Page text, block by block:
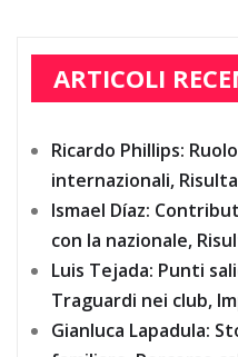
ARTICOLI
Ricardo Phillips:
internazionali,
Ismael Díaz:
con la nazionale,
Luis Tejada: Punti
Traguardi nei club,
Gianluca Lapadula: